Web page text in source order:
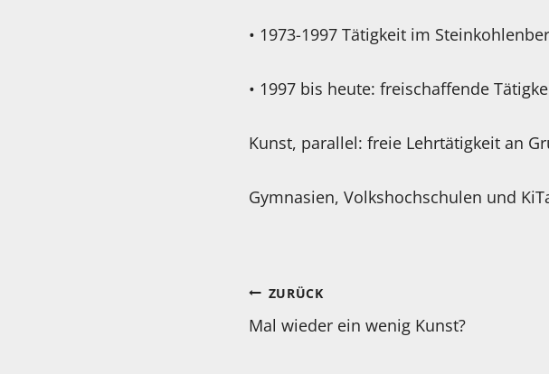
• 1973-1997 Tätigkeit im
• 1997 bis heute: freischaffende
Kunst, parallel: freie Lehrtätigkeit an
Gymnasien, Volkshochschulen und
Beitragsnavigation
ZURÜCK
Mal wieder ein wenig Kunst?